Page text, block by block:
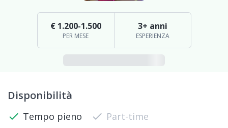
€ 1.200-1.500
PER MESE
3+ anni
ESPERIENZA
Disponibilità
check Tempo pieno check Part-time